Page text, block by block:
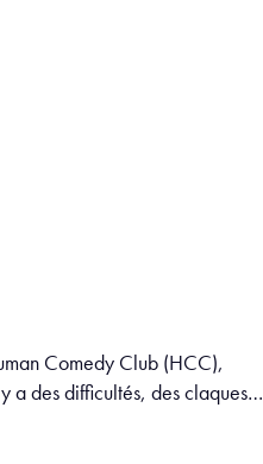
Comedy Club (HCC),
a des difficultés, des claques…